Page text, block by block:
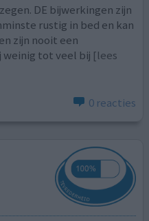
DE bijwerkingen zijn
rustig in bed en kan
zijn nooit een
tot veel bij [lees
0 reacties